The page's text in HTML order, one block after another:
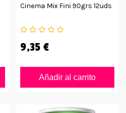
Cinema Mix Fini 90grs 12uds
9,35 €
Añadir al carrito